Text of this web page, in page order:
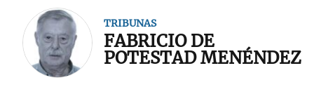
TRIBUNAS
FABRICIO DE
POTESTAD MENÉNDEZ